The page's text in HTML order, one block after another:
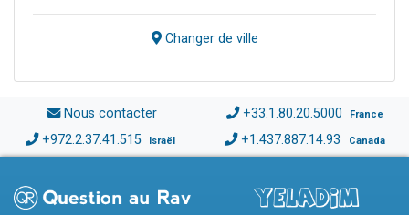
Changer de ville
Nous contacter +33.1.80.20.5000 France
+972.2.37.41.515 Israël +1.437.887.14.93 Canada